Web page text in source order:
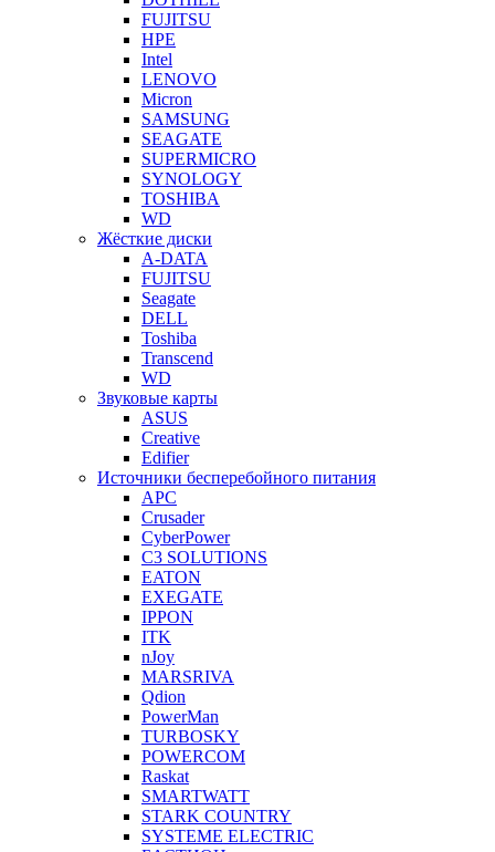
FUJITSU
HPE
Intel
LENOVO
Micron
SAMSUNG
SEAGATE
SUPERMICRO
SYNOLOGY
TOSHIBA
WD
Жёсткие диски
A-DATA
FUJITSU
Seagate
DELL
Toshiba
Transcend
WD
Звуковые карты
ASUS
Creative
Edifier
Источники бесперебойного питания
APC
Crusader
CyberPower
C3 SOLUTIONS
EATON
EXEGATE
IPPON
ITK
nJoy
MARSRIVA
Qdion
PowerMan
TURBOSKY
POWERCOM
Raskat
SMARTWATT
STARK COUNTRY
SYSTEME ELECTRIC